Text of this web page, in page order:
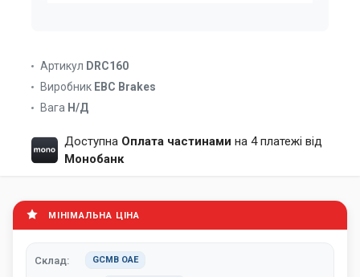
Артикул DRC160
Виробник EBC Brakes
Вага Н/Д
Доступна Оплата частинами на 4 платежі від
Монобанк
МІНІМАЛЬНА ЦІНА
Склад: GCMB ОАЕ